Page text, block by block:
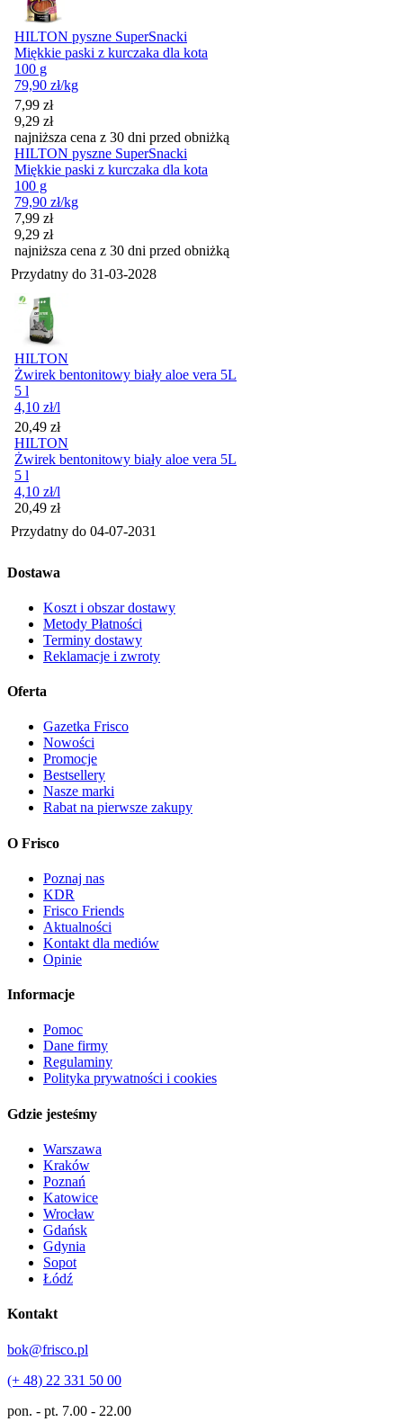
HILTON pyszne SuperSnacki
Miękkie paski z kurczaka dla kota
100 g
79,90 zł/kg
Cena promocyjna
7,99 zł
9,29 zł
najniższa cena z 30 dni przed obniżką
HILTON pyszne SuperSnacki
Miękkie paski z kurczaka dla kota
100 g
79,90 zł/kg
Cena promocyjna
7,99 zł
9,29 zł
najniższa cena z 30 dni przed obniżką
Przydatny do 31-03-2028
HILTON
Żwirek bentonitowy biały aloe vera 5L
5 l
4,10 zł/l
Cena
20,49 zł
HILTON
Żwirek bentonitowy biały aloe vera 5L
5 l
4,10 zł/l
Cena
20,49 zł
Przydatny do 04-07-2031
Dostawa
Koszt i obszar dostawy
Metody Płatności
Terminy dostawy
Reklamacje i zwroty
Oferta
Gazetka Frisco
Nowości
Promocje
Bestsellery
Nasze marki
Rabat na pierwsze zakupy
O Frisco
Poznaj nas
KDR
Frisco Friends
Aktualności
Kontakt dla mediów
Opinie
Informacje
Pomoc
Dane firmy
Regulaminy
Polityka prywatności i cookies
Gdzie jesteśmy
Warszawa
Kraków
Poznań
Katowice
Wrocław
Gdańsk
Gdynia
Sopot
Łódź
Kontakt
bok@frisco.pl
(+ 48) 22 331 50 00
pon. - pt. 7.00 - 22.00